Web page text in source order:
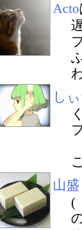
Acto
し
山
(